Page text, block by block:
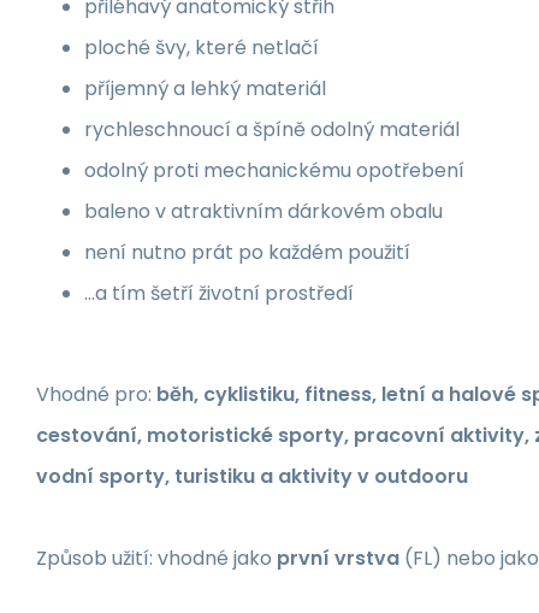
přiléhavý anatomický střih
ploché švy, které netlačí
příjemný a lehký materiál
rychleschnoucí a špíně odolný materiál
odolný proti mechanickému opotřebení
baleno v atraktivním dárkovém obalu
není nutno prát po každém použití
...a tím šetří životní prostředí
Vhodné pro: běh, cyklistiku, fitness, letní a halové
cestování, motoristické sporty, pracovní aktivity,
vodní sporty, turistiku a aktivity v outdooru
Způsob užití: vhodné jako první vrstva (FL) nebo